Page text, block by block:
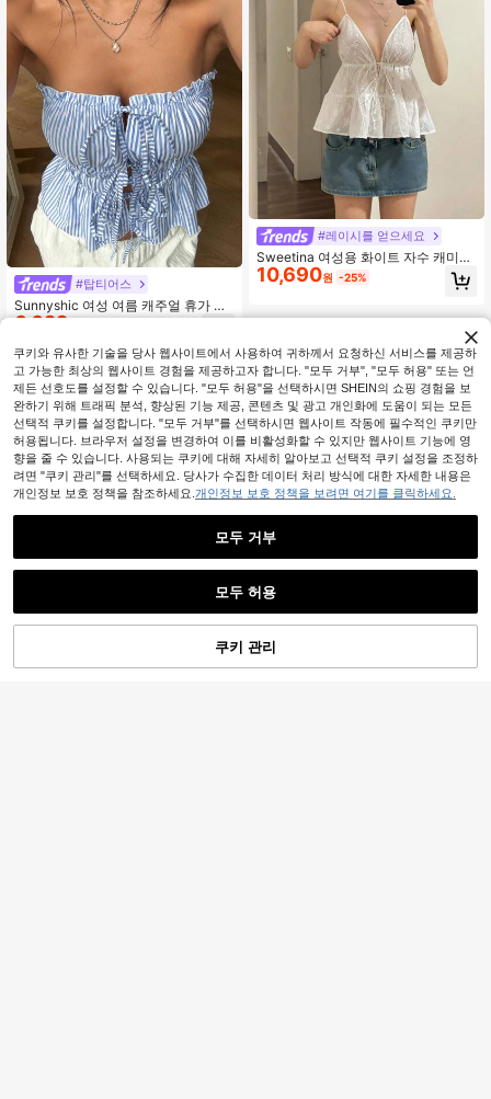
#탑티어스
Sunnyshic 여성 여름 캐주얼 휴가 일
상용 스트라이프 천 전면 중앙 리본 묶
6,622
#레이시를 얻으세요
Sweetina 여성용 화이트 자수 캐미솔,
앞면 리본 & 오픈백, 캐주얼 휴가용 탱
크 탑
10,690원 -25%
36% 할인! 장바구니 담기
쿠키와 유사한 기술을 당사 웹사이트에서 사용하여 귀하께서 요청하신 서비스를 제공하
고 가능한 최상의 웹사이트 경험을 제공하고자 합니다. "모두 거부", "모두 허용" 또는 언
제든 선호도를 설정할 수 있습니다. "모두 허용"을 선택하시면 SHEIN의 쇼핑 경험을 보
완하기 위해 트래픽 분석, 향상된 기능 제공, 콘텐츠 및 광고 개인화에 도움이 되는 모든
선택적 쿠키를 설정합니다. "모두 거부"를 선택하시면 웹사이트 작동에 필수적인 쿠키만
허용됩니다. 브라우저 설정을 변경하여 이를 비활성화할 수 있지만 웹사이트 기능에 영
향을 줄 수 있습니다. 사용되는 쿠키에 대해 자세히 알아보고 선택적 쿠키 설정을 조정하
려면 "쿠키 관리"를 선택하세요. 당사가 수집한 데이터 처리 방식에 대한 자세한 내용은
개인정보 보호 정책을 참조하세요. 개인정보 보호 정책을 보려면 여기를 클릭하세요.
모두 거부
모두 허용
쿠키 관리